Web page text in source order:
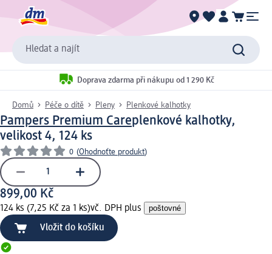
Hledat a najít
Doprava zdarma při nákupu od 1 290 Kč
Domů Péče o dítě Pleny Plenkové kalhotky
Pampers Premium Careplenkové kalhotky,
velikost 4, 124 ks
0 (Ohodnoťte produkt)
899,00 Kč
124 ks (7,25 Kč za 1 ks)vč. DPH plus poštovné
Vložit do košíku